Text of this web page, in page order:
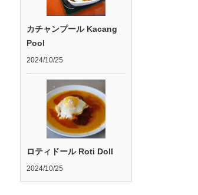
カチャンプール Kacang
Pool
2024/10/25
ロティドール Roti Doll
2024/10/25